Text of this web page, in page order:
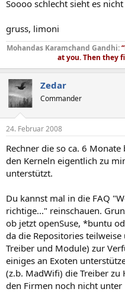
Soooo schlecht sieht es nicht
gruss, limoni
Mohandas Karamchand Gandhi:
at you. Then they
Zedar
Commander
24. Februar 2008
Rechner die so ca. 6
den Kerneln eigentlich zu
unterstützt.
Du kannst mal in die FAQ
richtige..." reinschauen.
ob jetzt openSuse, *buntu
da die Repositories
Treiber und Module) zur
einiges an Exoten
(z.b. MadWifi) die Treiber
den Firmen noch nicht